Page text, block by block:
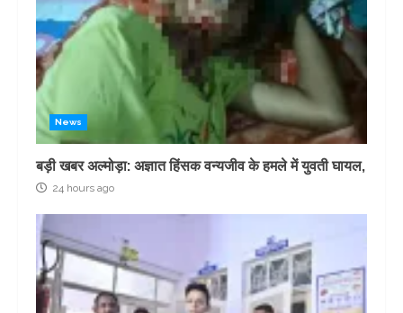
News
बड़ी खबर अल्मोड़ा: अज्ञात हिंसक वन्यजीव के हमले में युवती घायल,
24 hours ago